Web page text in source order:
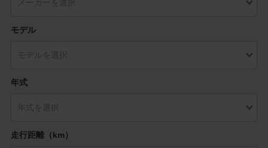
モデル
年式
走行距離（km）